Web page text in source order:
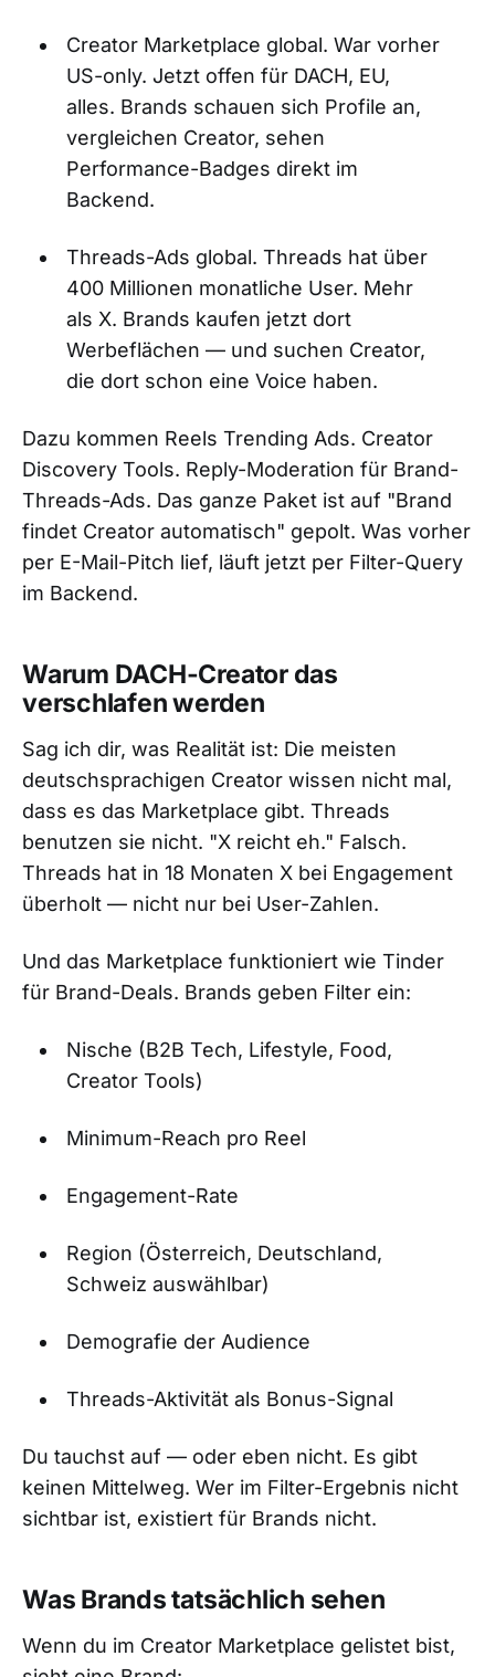
Creator Marketplace global. War vorher
US-only. Jetzt offen für DACH, EU,
alles. Brands schauen sich Profile an,
vergleichen Creator, sehen
Performance-Badges direkt im
Backend.
Threads-Ads global. Threads hat über
400 Millionen monatliche User. Mehr
als X. Brands kaufen jetzt dort
Werbeflächen — und suchen Creator,
die dort schon eine Voice haben.
Dazu kommen Reels Trending Ads. Creator
Discovery Tools. Reply-Moderation für Brand-
Threads-Ads. Das ganze Paket ist auf "Brand
findet Creator automatisch" gepolt. Was vorher
per E-Mail-Pitch lief, läuft jetzt per Filter-Query
im Backend.
Warum DACH-Creator das
verschlafen werden
Sag ich dir, was Realität ist: Die meisten
deutschsprachigen Creator wissen nicht mal,
dass es das Marketplace gibt. Threads
benutzen sie nicht. "X reicht eh." Falsch.
Threads hat in 18 Monaten X bei Engagement
überholt — nicht nur bei User-Zahlen.
Und das Marketplace funktioniert wie Tinder
für Brand-Deals. Brands geben Filter ein:
Nische (B2B Tech, Lifestyle, Food,
Creator Tools)
Minimum-Reach pro Reel
Engagement-Rate
Region (Österreich, Deutschland,
Schweiz auswählbar)
Demografie der Audience
Threads-Aktivität als Bonus-Signal
Du tauchst auf — oder eben nicht. Es gibt
keinen Mittelweg. Wer im Filter-Ergebnis nicht
sichtbar ist, existiert für Brands nicht.
Was Brands tatsächlich sehen
Wenn du im Creator Marketplace gelistet bist,